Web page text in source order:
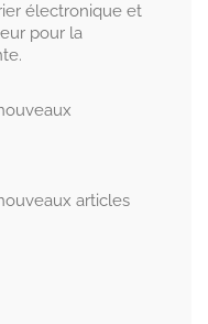
électronique et
pour la
articles